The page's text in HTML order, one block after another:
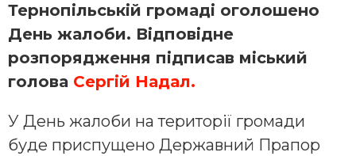
Тернопільській громаді оголошено
День жалоби. Відповідне
розпорядження підписав міський
голова Сергій Надал.
У День жалоби на території громади
буде приспущено Державний Прапор